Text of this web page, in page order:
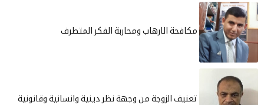
مكافحة الارهاب ومحاربة الفكر المتطرف
تعنيف الزوجة من وجهة نظر دينية وانسانية وقانونية